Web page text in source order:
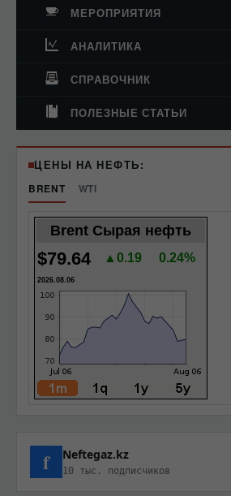
МЕРОПРИЯТИЯ
АНАЛИТИКА
СПРАВОЧНИК
ПОЛЕЗНЫЕ СТАТЬИ
ЦЕНЫ НА НЕФТЬ:
BRENT
WTI
Brent Сырая нефть
$79.64 ▲0.19 0.24%
2026.08.06
f Neftegaz.kz
10 тыс. подписчиков